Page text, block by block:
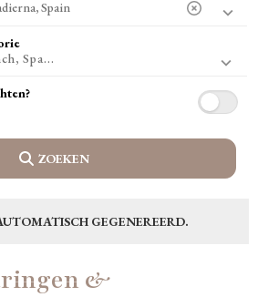
Spa...
ZOEKEN
GEGENEREERD.
&